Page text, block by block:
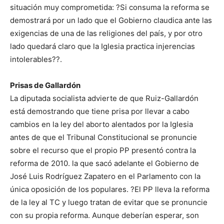
situación muy comprometida: ?Si consuma la reforma se
demostrará por un lado que el Gobierno claudica ante las
exigencias de una de las religiones del país, y por otro
lado quedará claro que la Iglesia practica injerencias
intolerables??.
Prisas de Gallardón
La diputada socialista advierte de que Ruiz-Gallardón
está demostrando que tiene prisa por llevar a cabo
cambios en la ley del aborto alentados por la Iglesia
antes de que el Tribunal Constitucional se pronuncie
sobre el recurso que el propio PP presentó contra la
reforma de 2010. la que sacó adelante el Gobierno de
José Luis Rodríguez Zapatero en el Parlamento con la
única oposición de los populares. ?El PP lleva la reforma
de la ley al TC y luego tratan de evitar que se pronuncie
con su propia reforma. Aunque deberían esperar, son